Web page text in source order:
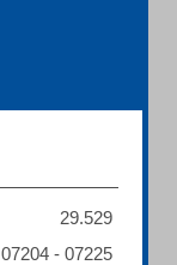
29.529
07204 - 07225